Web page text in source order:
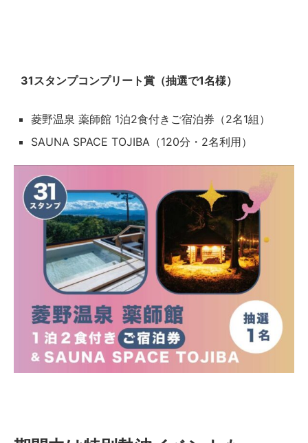
31スタンプコンプリート賞（抽選で1名様）
菱野温泉 薬師館 1泊2食付きご宿泊券（2名1組）
SAUNA SPACE TOJIBA（120分・2名利用）